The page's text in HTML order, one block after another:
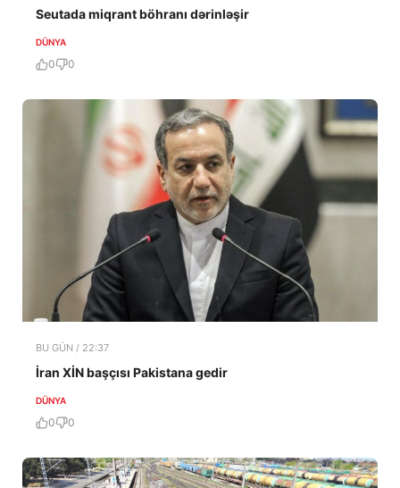
Seutada miqrant böhranı dərinləşir
DÜNYA
0 0
BU GÜN / 22:37
İran XİN başçısı Pakistana gedir
DÜNYA
0 0